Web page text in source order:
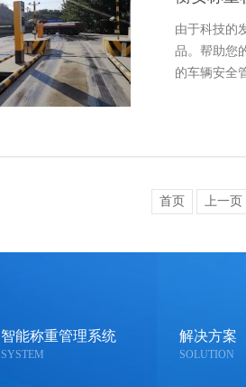
由于科技的
品。帮助您
的车辆安全
首页 上一页
智能称重管理系统
SYSTEM
解决方案
SOLUTION